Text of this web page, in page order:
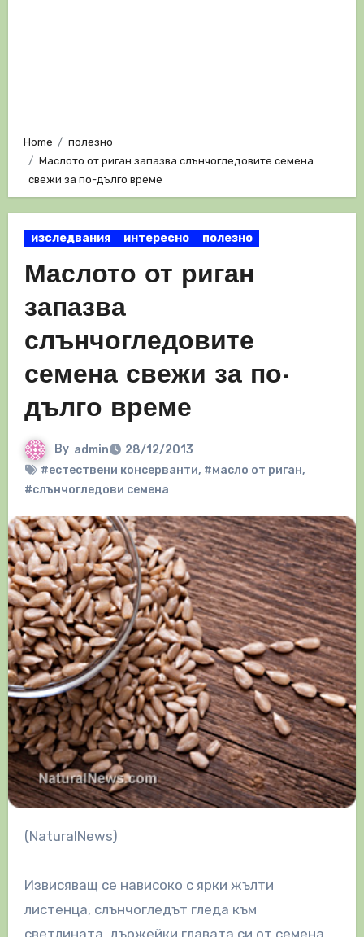
Home
полезно
Маслото от риган запазва слънчогледовите семена
свежи за по-дълго време
изследвания интересно полезно
Маслото от риган
запазва
слънчогледовите
семена свежи за по-
дълго време
By admin
28/12/2013
#естествени консерванти, #масло от риган,
#слънчогледови семена
(NaturalNews)
Извисяващ се нависоко с ярки жълти
листенца, слънчогледът гледа към
светлината, държейки главата си от семена